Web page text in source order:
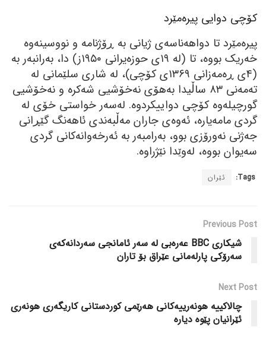
کۆچی دوایی پیرەمێرد
پیرەمێرد تا دواھەناسەی ژیانی بە ڕۆژنامە و نووسینەوە
خەریک بووە، تا (لە ١٩ی حوزەیرانی ١٩٥٠ز) دا، بەرانبەر بە
(٤ی ڕەمەزانی ١٣٦٩ی کۆچی)، لە شاری سلێمانی لە
تەمەنی ٨٣ ساڵیدا بەھۆی نەخۆشیی شەکرە و نەخۆشیی
گورچیلەوە کۆچی دواییکردوە. لەسەر خواستی خۆی لە
گردی مامەیارە، ئەوەی جاران مەڵبەندی ئاھەنگ گێڕانی
جەژنی نەورۆزی بوو، بەرامبەر بە ئەرخەوانەکانی گردی
سەیوان بووە، لەوێدا نێژراوە.
Tags: ئێران
Previous Post
شیکاری BBC عه‌ره‌بی له‌ سه‌ر ئامانجی سه‌ردانه‌که‌ی
سه‌رۆکی پارله‌مانی عێراق بۆ تاران
Next Post
چالاکییه‌ هونه‌رییه‌کانی هه‌رێمی کوردستانی کاریگه‌ری هونه‌ری
ئێرانیان پێوه‌ دیاره‌